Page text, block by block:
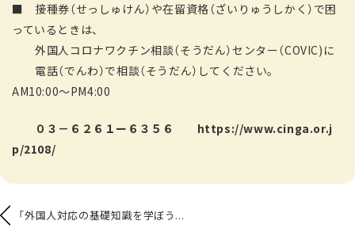
■ 接種券（せっしゅけん）や在留資格（ざいりゅうしかく）で困
っているときは、
外国人コロナワクチン相談（そうだん）センター（COVIC)に
電話（でんわ）で相談（そうだん）してください。
AM10:00～PM4:00
０３－６２６１ー６３５６ https://www.cinga.or.j
p/2108/
「外国人対応の基礎知識を学ぼう...